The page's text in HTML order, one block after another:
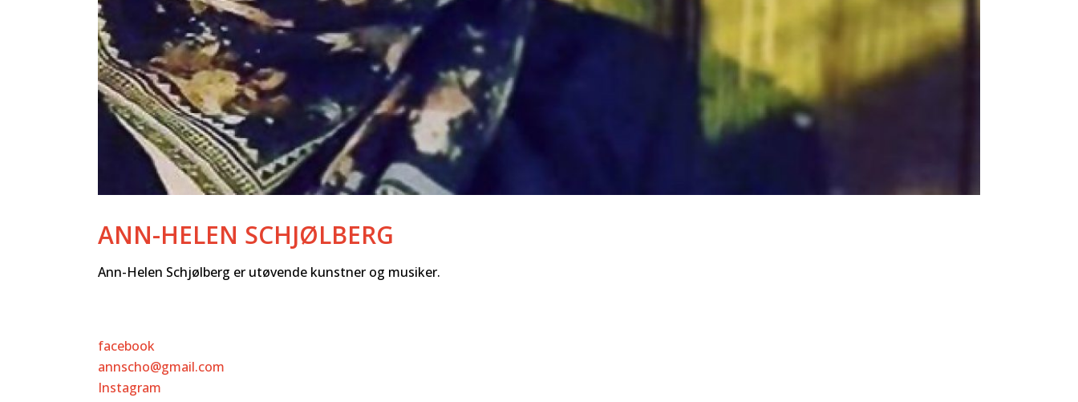
ANN-HELEN SCHJØLBERG
Ann-Helen Schjølberg er utøvende kunstner og musiker.
facebook
annscho@gmail.com
Instagram